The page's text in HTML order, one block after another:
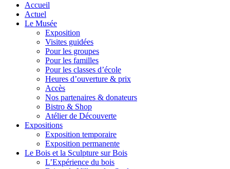
Accueil
Actuel
Le Musée
Exposition
Visites guidées
Pour les groupes
Pour les familles
Pour les classes d’école
Heures d’ouverture & prix
Accès
Nos partenaires & donateurs
Bistro & Shop
Atélier de Découverte
Expositions
Exposition temporaire
Exposition permanente
Le Bois et la Sculpture sur Bois
L’Expérience du bois